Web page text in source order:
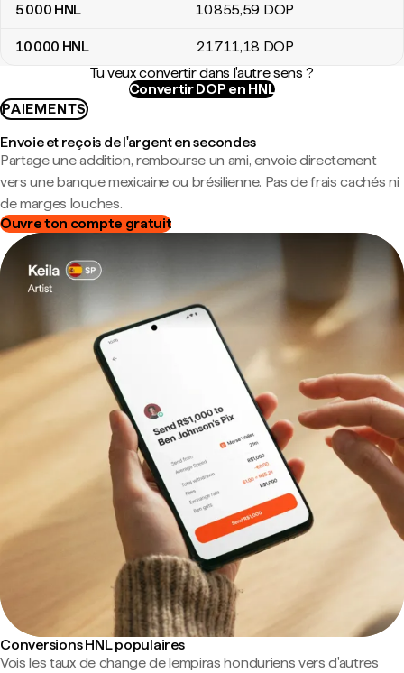
5 000 HNL 10 855,59 DOP
10 000 HNL 21 711,18 DOP
Tu veux convertir dans l'autre sens ?
Convertir DOP en HNL
PAIEMENTS
Envoie et reçois de l'argent en secondes
Partage une addition, rembourse un ami, envoie directement
vers une banque mexicaine ou brésilienne. Pas de frais cachés ni
de marges louches.
Ouvre ton compte gratuit
Conversions HNL populaires
Vois les taux de change de lempiras honduriens vers d'autres